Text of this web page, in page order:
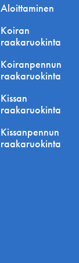
Aloittaminen
Koiran
raakaruokinta
Koiranpennun
raakaruokinta
Kissan
raakaruokinta
Kissanpennun
raakaruokinta